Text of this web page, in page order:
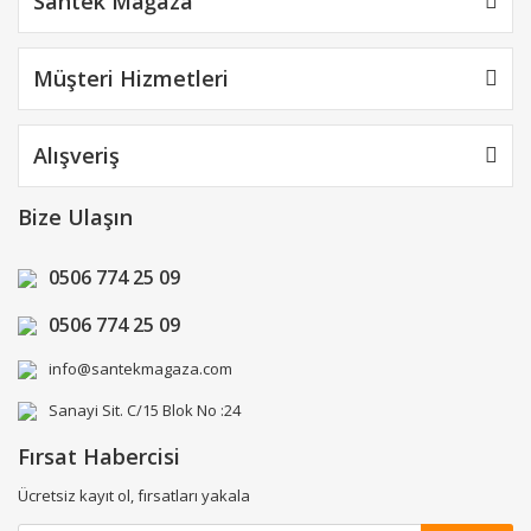
Müşteri Hizmetleri
Alışveriş
Bize Ulaşın
0506 774 25 09
0506 774 25 09
info@santekmagaza.com
Sanayi Sit. C/15 Blok No :24
Fırsat Habercisi
Ücretsiz kayıt ol, fırsatları yakala